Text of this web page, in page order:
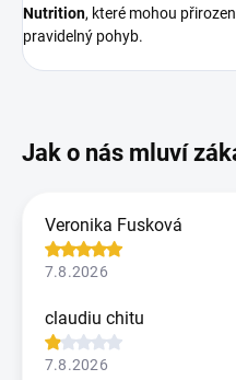
Nutrition, které mohou
pravidelný pohyb.
Veronika Fusková
7.8.2026
claudiu chitu
7.8.2026